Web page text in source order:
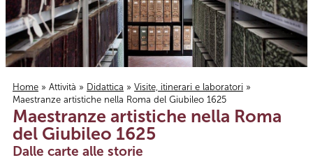
Tu sei qui
Home » Attività » Didattica » Visite, itinerari e laboratori »
Maestranze artistiche nella Roma del Giubileo 1625
Maestranze artistiche nella Roma
del Giubileo 1625
Dalle carte alle storie